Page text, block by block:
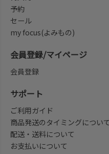
予約
セール
my focus(よみもの)
会員登録/マイページ
会員登録
サポート
ご利用ガイド
商品発送のタイミングについて
配送・送料について
お支払いについて